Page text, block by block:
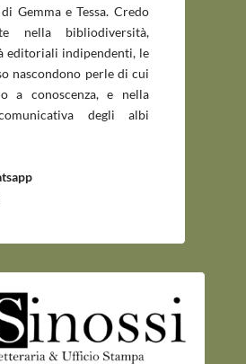
Gemma e Tessa. Credo
nella bibliodiversità,
editoriali indipendenti, le
nascondono perle di cui
a conoscenza, e nella
degli albi